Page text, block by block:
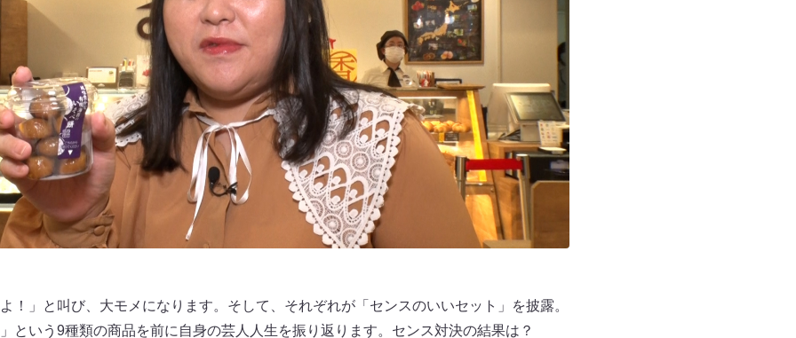
！」と叫び、大モメになります。そして、それぞれが「センスのいいセット」を披露。
という9種類の商品を前に自身の芸人人生を振り返ります。センス対決の結果は？